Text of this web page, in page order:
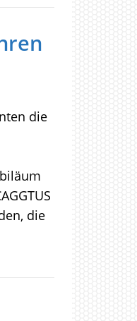
die
die